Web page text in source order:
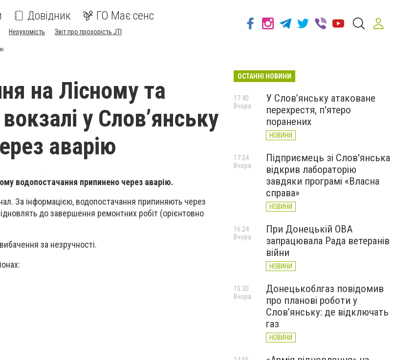
Довідник ГО Має сенс
Нерухомість Звіт про прозорість JTI
на Лісному та
у Слов’янську
аварію
водопостачання припинено через аварію.
За інформацією, водопостачання припиняють через
до завершення ремонтних робіт (орієнтовно
за незручності.
ОСТАННІ НОВИНИ
У Слов’янську атаковане
перехрестя, п'ятеро
поранених
НОВИНИ
17:40
Вчора
Підприємець зі Слов'янська
відкрив лабораторію
завдяки програмі «Власна
справа»
НОВИНИ
17:24
Вчора
При Донецькій ОВА
запрацювала Рада ветеранів
війни
НОВИНИ
16:24
Вчора
Донецькоблгаз повідомив
про планові роботи у
Слов’янську: де відключать
газ
НОВИНИ
15:30
Вчора